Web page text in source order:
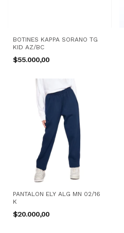
BOTINES KAPPA SORANO TG
KID AZ/BC
$55.000,00
PANTALON ELY ALG MN 02/16
K
$20.000,00